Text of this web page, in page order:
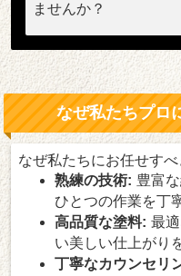
ませんか？
なぜ私たちプロ
なぜ私たちにお任せすべ
熟練の技術: 豊富
ひとつの作業を丁
高品質な塗料: 最
い美しい仕上がり
丁寧なカウンセリ